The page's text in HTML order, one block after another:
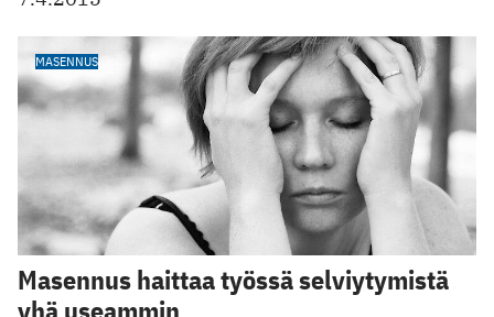
MASENNUS
Masennus haittaa työssä selviytymistä